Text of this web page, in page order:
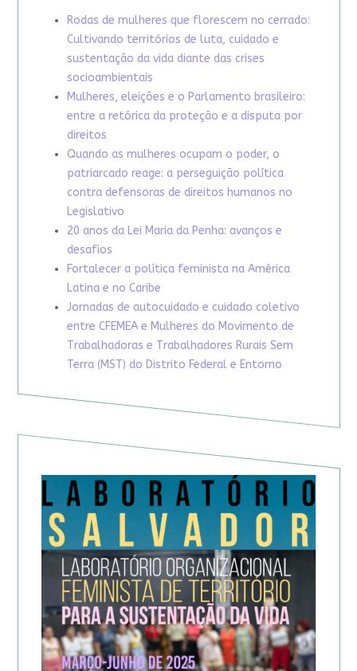
Rodas de mulheres que florescem no cerrado:
Cultivando territórios de luta, cuidado e
sustentação da vida diante das crises
socioambientais
Mulheres, eleições e o Parlamento brasileiro:
entre a retórica da proteção e a disputa por
direitos
Quando as mulheres ocupam o poder, o
patriarcado reage: a perseguição política
contra defensoras de direitos humanos no
Legislativo
20 anos da Lei Maria da Penha: avanços e
desafios
Fortalecer a política feminista na América
Latina e no Caribe
Jornadas de autocuidado e cuidado coletivo
entre CFEMEA e Mulheres do Movimento de
Trabalhadoras e Trabalhadores Rurais Sem
Terra (MST) do Distrito Federal e Entorno